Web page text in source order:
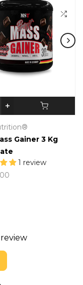
Gainer 3 Kg
1 review